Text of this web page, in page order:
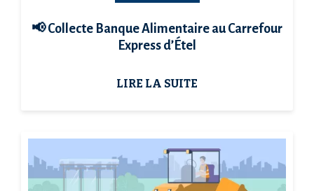
📢 Collecte Banque Alimentaire au Carrefour
Express d’Étel
LIRE LA SUITE